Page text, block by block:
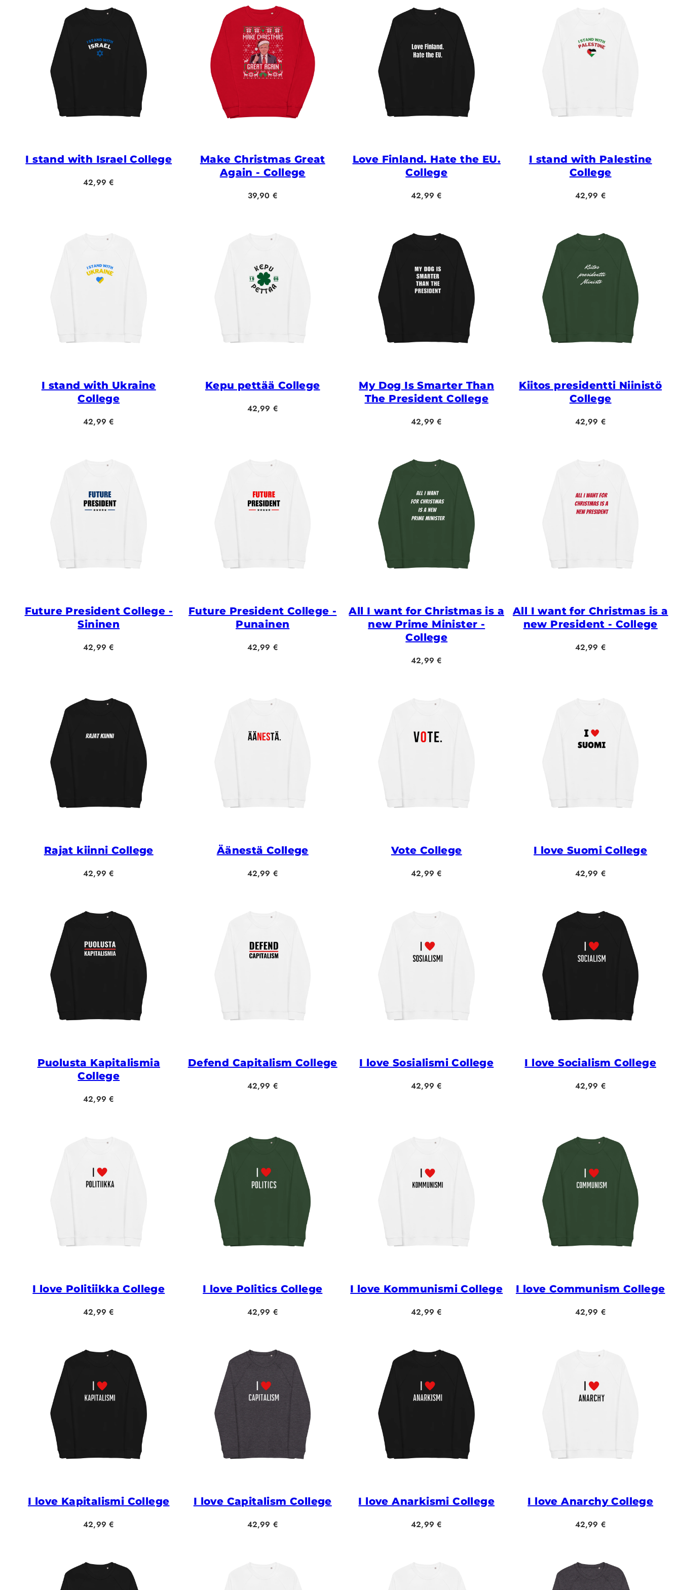
I stand with Israel College
Hinta
42,99 €
Make Christmas Great
Again - College
Hinta
39,90 €
Love Finland. Hate the EU.
College
Hinta
42,99 €
I stand with Palestine
College
Hinta
42,99 €
I stand with Ukraine
College
Hinta
42,99 €
Kepu pettää College
Hinta
42,99 €
My Dog Is Smarter Than
The President College
Hinta
42,99 €
Kiitos presidentti Niinistö
College
Hinta
42,99 €
Future President College -
Sininen
Hinta
42,99 €
Future President College -
Punainen
Hinta
42,99 €
All I want for Christmas is a
new Prime Minister -
College
Hinta
42,99 €
All I want for Christmas is a
new President - College
Hinta
42,99 €
Rajat kiinni College
Hinta
42,99 €
Äänestä College
Hinta
42,99 €
Vote College
Hinta
42,99 €
I love Suomi College
Hinta
42,99 €
Puolusta Kapitalismia
College
Hinta
42,99 €
Defend Capitalism College
Hinta
42,99 €
I love Sosialismi College
Hinta
42,99 €
I love Socialism College
Hinta
42,99 €
I love Politiikka College
Hinta
42,99 €
I love Politics College
Hinta
42,99 €
I love Kommunismi College
Hinta
42,99 €
I love Communism College
Hinta
42,99 €
I love Kapitalismi College
Hinta
42,99 €
I love Capitalism College
Hinta
42,99 €
I love Anarkismi College
Hinta
42,99 €
I love Anarchy College
Hinta
42,99 €